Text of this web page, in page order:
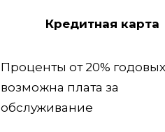
Кредитная карта
Проценты от 20%
возможна плата за
обслуживание